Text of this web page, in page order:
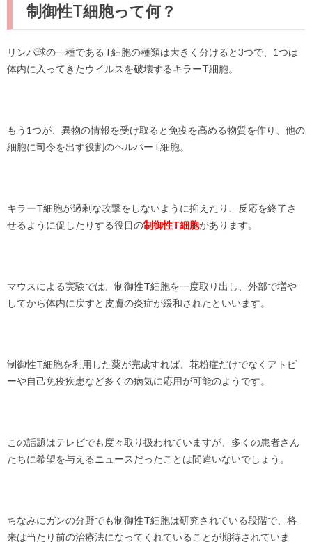
制御性T細胞って何？
リンパ球の一種であるT細胞の種類は大きく分けると3つで、1つは
体内に入ってきたウイルスを破壊するキラーT細胞。
もう1つが、異物の情報を受け取ると免疫を高める物質を作り、他の
細胞に司令を出す役割のヘルパーT細胞。
キラーT細胞が過剰な攻撃をしないように抑えたり、反応を終了さ
せるように促したりする役目の制御性T細胞があります。
マウスによる実験では、制御性T細胞を一度取り出し、外部で増や
してから体内に戻すと皮膚の炎症が緩和されたといいます。
制御性T細胞を利用した薬が完成すれば、花粉症だけでなくアトピ
ーや自己免疫疾患など多くの病気に応用が可能のようです。
この話題はテレビでも度々取り扱われていますが、多くの患者さん
たちに希望を与えるニュースだったことは間違いないでしょう。
ちなみにガンの分野でも制御性T細胞は研究されている段階で、将
来は当たり前の治療法になってくれていることが期待されていま